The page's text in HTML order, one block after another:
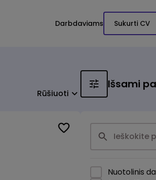
Darbdaviams Sukurti CV
Rūšiuoti
Išsami
Nuotolinis